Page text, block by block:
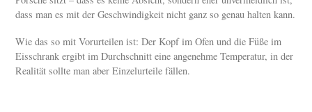
dass man es mit der Geschwindigkeit nicht ganz so genau halten kann.
Wie das so mit Vorurteilen ist: Der Kopf im Ofen und die Füße im
Eisschrank ergibt im Durchschnitt eine angenehme Temperatur, in der
Realität sollte man aber Einzelurteile fällen.